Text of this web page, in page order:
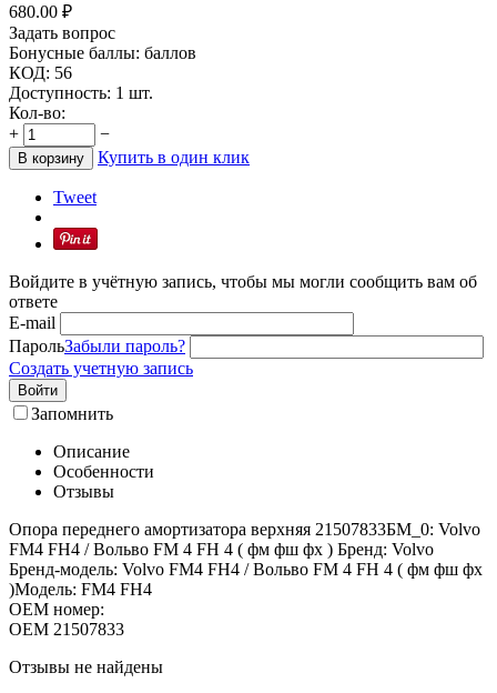
680.00 ₽
Задать вопрос
Бонусные баллы: баллов
КОД: 56
Доступность: 1 шт.
Кол-во:
+
−
В корзину Купить в один клик
Tweet
Войдите в учётную запись, чтобы мы могли сообщить вам об
ответе
E-mail
ПарольЗабыли пароль?
Создать учетную запись
Войти
Запомнить
Описание
Особенности
Отзывы
Опора переднего амортизатора верхняя 21507833БМ_0: Volvo
FM4 FH4 / Вольво FM 4 FH 4 ( фм фш фх ) Бренд: Volvo
Бренд-модель: Volvo FM4 FH4 / Вольво FM 4 FH 4 ( фм фш фх
)Модель: FM4 FH4
OEM номер:
OEM 21507833
Отзывы не найдены